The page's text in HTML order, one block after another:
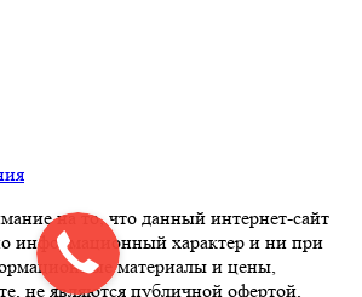
на то, что данный интернет-сайт
информационный характер и ни при
материалы и цены,
не являются публичной офертой,